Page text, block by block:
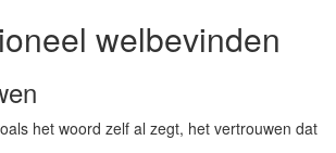
welbevinden
het woord zelf al zegt, het vertrouwen dat